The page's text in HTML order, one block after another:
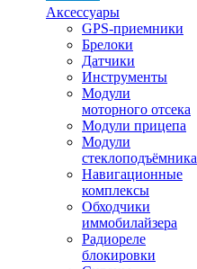
Аксессуары
GPS-приемники
Брелоки
Датчики
Инструменты
Модули
моторного отсека
Модули прицепа
Модули
стеклоподъёмника
Навигационные
комплексы
Обходчики
иммобилайзера
Радиореле
блокировки